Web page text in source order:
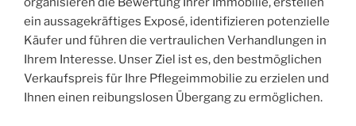
ein aussagekräftiges Exposé, identifizieren potenzielle
Käufer und führen die vertraulichen Verhandlungen in
Ihrem Interesse. Unser Ziel ist es, den bestmöglichen
Verkaufspreis für Ihre Pflegeimmobilie zu erzielen und
Ihnen einen reibungslosen Übergang zu ermöglichen.